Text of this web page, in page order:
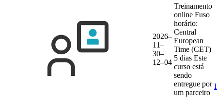
2026–
11–
30–
12–04
Treinamento
online Fuso
horário:
Central
European
Time (CET)
5 dias Este
curso está
sendo
entregue por
um parceiro